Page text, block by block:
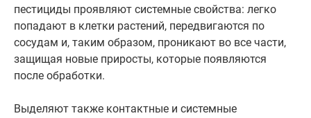
пестициды проявляют системные свойства: легко
попадают в клетки растений, передвигаются по
сосудам и, таким образом, проникают во все части,
защищая новые приросты, которые появляются
после обработки.
Выделяют также контактные и системные